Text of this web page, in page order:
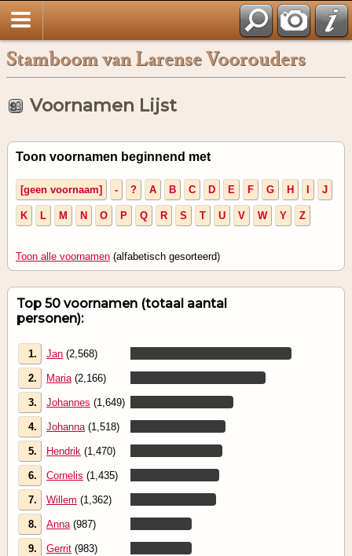
Stamboom van Larense Voorouders
Voornamen Lijst
Toon voornamen beginnend met
[geen voornaam] - ? A B C D E F G H I J
K L M N O P Q R S T U V W Y Z
Toon alle voornamen (alfabetisch gesorteerd)
Top 50 voornamen (totaal aantal
personen):
1. Jan (2,568)
2. Maria(2,166)
3. Johannes (1,649)
4. Johanna(1,518)
5. Hendrik (1,470)
6. Cornelis (1,435)
7. Willem (1,362)
8. Anna(987)
9. Gerrit (983)